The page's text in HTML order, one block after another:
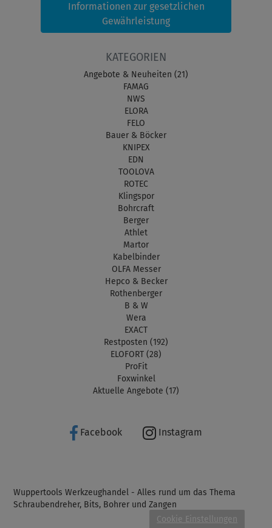
Informationen zur gesetzlichen
Gewährleistung
KATEGORIEN
Angebote & Neuheiten (21)
FAMAG
NWS
ELORA
FELO
Bauer & Böcker
KNIPEX
EDN
TOOLOVA
ROTEC
Klingspor
Bohrcraft
Berger
Athlet
Martor
Kabelbinder
OLFA Messer
Hepco & Becker
Rothenberger
B & W
Wera
EXACT
Restposten (192)
ELOFORT (28)
ProFit
Foxwinkel
Aktuelle Angebote (17)
Facebook Instagram
Wuppertools Werkzeughandel - Alles rund um das Thema
Schraubendreher, Bits, Bohrer und Zangen
Cookie Einstellungen